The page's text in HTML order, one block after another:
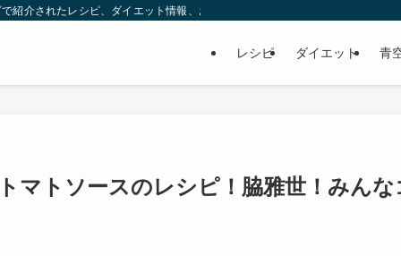
介されたレシピ、ダイエット情報、お取り寄せなどを紹介します。
レシピ ダイエット 青
マトソースのレシピ！脇雅世！みんな